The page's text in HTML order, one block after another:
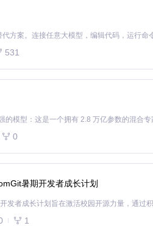
的十六进制文件编辑工具
能工具箱，每个工具针对特定类型的
核心动态链接库WeChatWin.dll，这
字符串匹配和模糊匹配算法，能够
状（二进制特征），准确找到病灶（撤
步定位
准确性
件版本差异
具能够兼容多个软件版本，大大降低了
531
0
暑期开发者成长计划
1